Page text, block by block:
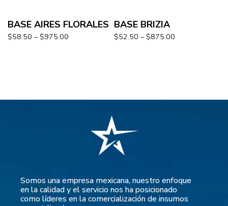
BASE AIRES FLORALES
$58.50 – $975.00
BASE BRIZIA
$52.50 – $875.00
Somos una empresa mexicana, nuestro enfoque
en la calidad y el servicio nos ha posicionado
como líderes en la comercialización de insumos